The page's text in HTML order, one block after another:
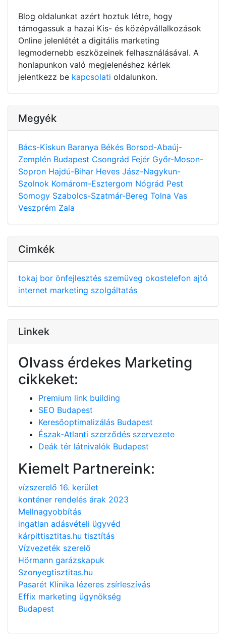
Blog oldalunkat azért hoztuk létre, hogy
támogassuk a hazai Kis- és középvállalkozások
Online jelenlétét a digitális marketing
legmodernebb eszközeinek felhasználásával. A
honlapunkon való megjelenéshez kérlek
jelentkezz be kapcsolati oldalunkon.
Megyék
Bács-Kiskun Baranya Békés Borsod-Abaúj-
Zemplén Budapest Csongrád Fejér Győr-Moson-
Sopron Hajdú-Bihar Heves Jász-Nagykun-
Szolnok Komárom-Esztergom Nógrád Pest
Somogy Szabolcs-Szatmár-Bereg Tolna Vas
Veszprém Zala
Cimkék
tokaj bor önfejlesztés szemüveg okostelefon ajtó
internet marketing szolgáltatás
Linkek
Olvass érdekes Marketing
cikkeket:
Premium link building
SEO Budapest
Keresőoptimalizálás Budapest
Észak-Atlanti szerződés szervezete
Deák tér látnivalók Budapest
Kiemelt Partnereink:
vízszerelő 16. kerület
konténer rendelés árak 2023
Mellnagyobbítás
ingatlan adásvételi ügyvéd
kárpittisztitas.hu tisztítás
Vízvezeték szerelő
Hörmann garázskapuk
Szonyegtisztitas.hu
Pasarét Klinika lézeres zsírleszívás
Effix marketing ügynökség
Budapest